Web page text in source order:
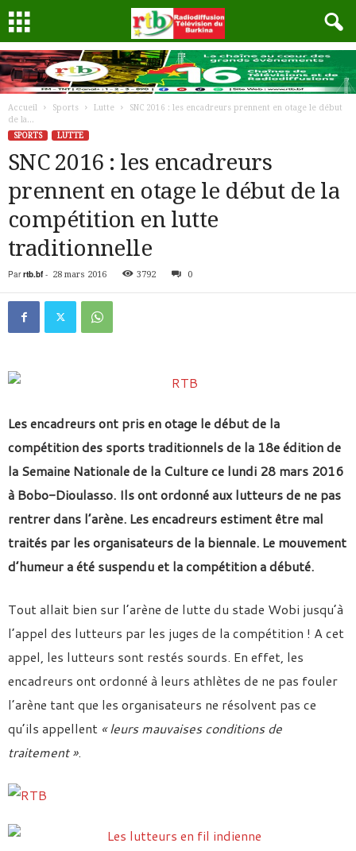
Accueil Sports Lutte
SNC 2016 : les encadreurs prennent en otage le début
de la...
SPORTS
LUTTE
SNC 2016 : les encadreurs
prennent en otage le début de la
compétition en lutte
traditionnelle
Par rtb.bf- 28 mars 2016 3792 0
Les encadreurs ont pris en otage le début de la
compétition des sports traditionnels de la 18e édition de
la Semaine Nationale de la Culture ce lundi 28 mars 2016
à Bobo-Dioulasso. Ils ont ordonné aux lutteurs de ne pas
rentrer dans l’arène. Les encadreurs estiment être mal
traités par les organisateurs de la biennale. Le mouvement
d’humeur a été suspendu et la compétition a débuté.
Tout allait bien sur l’arène de lutte du stade Wobi jusqu’à
l’appel des lutteurs par les juges de la compétition ! A cet
appel, les lutteurs sont restés sourds. En effet, les
encadreurs ont ordonné à leurs athlètes de ne pas fouler
l’arène tant que les organisateurs ne résolvent pas ce
qu’ils appellent « leurs mauvaises conditions de
traitement ».